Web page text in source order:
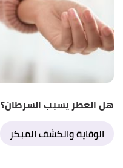
هل العطر يسبب السرطان؟
الوقاية والكشف المبكر